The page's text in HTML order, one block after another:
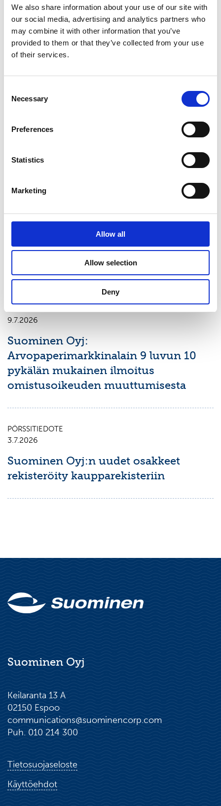
We also share information about your use of our site with
our social media, advertising and analytics partners who
may combine it with other information that you’ve
provided to them or that they’ve collected from your use
of their services.
Selection
Necessary
Preferences
Statistics
Marketing
Allow all
Allow selection
Deny
www.suominen.fi
Viimeisimmät uutiset
Suominen Oyj:n puolivuosikatsaus
9.7.2026
Suominen Oyj:
Arvopaperimarkkinalain 9 luvun 10
pykälän mukainen ilmoitus
omistusoikeuden muuttumisesta
PÖRSSITIEDOTE
3.7.2026
Suominen Oyj:n uudet osakkeet
rekisteröity kaupparekisteriin
Suominen Oyj
Keilaranta 13 A
02150 Espoo
communications@suominencorp.com
Puh. 010 214 300
Tietosuojaseloste
Käyttöehdot